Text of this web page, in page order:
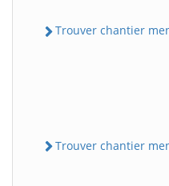
Trouver chantier
Trouver chantier